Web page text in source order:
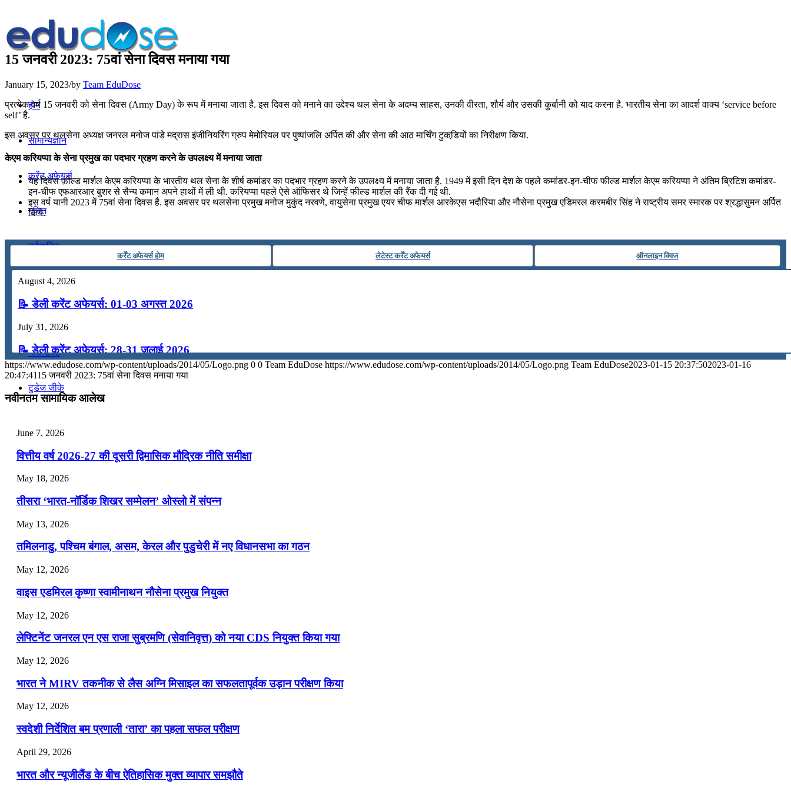
होम
सामान्यज्ञान
करेंट अफेयर्स
गणित
तर्कशक्ति
कंप्यूटर
मॉक टेस्ट
टुडेज जीके
15 जनवरी 2023: 75वां सेना दिवस मनाया गया
January 15, 2023/by Team EduDose
प्रत्येक वर्ष 15 जनवरी को सेना दिवस (Army Day) के रूप में मनाया जाता है. इस दिवस को मनाने का उद्देश्य थल सेना के अदम्य साहस, उनकी वीरता, शौर्य और उसकी कुर्बानी को याद करना है. भारतीय सेना का आदर्श वाक्य ‘service before
self’ है.
इस अवसर पर थलसेना अध्यक्ष जनरल मनोज पांडे मद्रास इंजीनियरिंग ग्रुप मेमोरियल पर पुष्‍पांजलि अर्पित की और सेना की आठ मार्चिंग टुकडि़यों का निरीक्षण किया.
केएम करियप्पा के सेना प्रमुख का पदभार ग्रहण करने के उपलक्ष्य में मनाया जाता
यह दिवस फ़ील्ड मार्शल केएम करियप्पा के भारतीय थल सेना के शीर्ष कमांडर का पदभार ग्रहण करने के उपलक्ष्य में मनाया जाता है. 1949 में इसी दिन देश के पहले कमांडर-इन-चीफ फील्ड मार्शल केएम करियप्पा ने अंतिम ब्रिटिश कमांडर-
इन-चीफ एफआरआर बुशर से सैन्य कमान अपने हाथों में ली थी. करियप्पा पहले ऐसे ऑफिसर थे जिन्हें फील्ड मार्शल की रैंक दी गई थी.
इस वर्ष यानी 2023 में 75वां सेना दिवस है. इस अवसर पर थलसेना प्रमुख मनोज मुकुंद नरवणे, वायुसेना प्रमुख एयर चीफ मार्शल आरकेएस भदौरिया और नौसेना प्रमुख एडिमरल करमबीर सिंह ने राष्‍ट्रीय समर स्‍मारक पर श्रद्धासुमन अर्पित
किये.
कर्रेंट अफेयर्स होम लेटेस्ट कर्रेंट अफेयर्स ऑनलाइन क्विज
August 4, 2026
📝 डेली करेंट अफेयर्स: 01-03 अगस्त 2026
July 31, 2026
📝 डेली करेंट अफेयर्स: 28-31 जुलाई 2026
July 28, 2026
📝 डेली करेंट अफेयर्स: 25-27 जुलाई 2026
📝 डेली करेंट अफेयर्स: 22-24 जुलाई 2026
July 22, 2026
📝 डेली करेंट अफेयर्स: 19-21 जुलाई 2026
July 19, 2026
📝 डेली करेंट अफेयर्स: 16-18 जुलाई 2026
July 16, 2026
📝 डेली करेंट अफेयर्स: 13-15 जुलाई 2026
https://www.edudose.com/wp-content/uploads/2014/05/Logo.png 0 0 Team EduDose https://www.edudose.com/wp-content/uploads/2014/05/Logo.png Team EduDose2023-01-15 20:37:502023-01-16
20:47:4115 जनवरी 2023: 75वां सेना दिवस मनाया गया
नवीनतम सामायिक आलेख
June 7, 2026
वित्तीय वर्ष 2026-27 की दूसरी द्विमासिक मौद्रिक नीति समीक्षा
May 18, 2026
तीसरा ‘भारत-नॉर्डिक शिखर सम्मेलन’ ओस्लो में संपन्न
May 13, 2026
तमिलनाडु, पश्चिम बंगाल, असम, केरल और पुडुचेरी में नए विधानसभा का गठन
May 12, 2026
वाइस एडमिरल कृष्णा स्वामीनाथन नौसेना प्रमुख नियुक्त
May 12, 2026
लेफ्टिनेंट जनरल एन एस राजा सुब्रमणि (सेवानिवृत्त) को नया CDS नियुक्त किया गया
May 12, 2026
भारत ने MIRV तकनीक से लैस अग्नि मिसाइल का सफलतापूर्वक उड़ान परीक्षण किया
May 12, 2026
स्वदेशी निर्देशित बम प्रणाली ‘तारा’ का पहला सफल परीक्षण
April 29, 2026
भारत और न्यूजीलैंड के बीच ऐतिहासिक मुक्त व्यापार समझौते